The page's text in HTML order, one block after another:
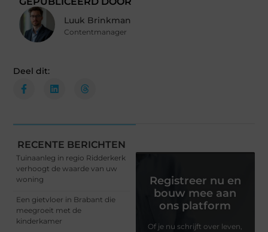
Luuk Brinkman
Contentmanager
Deel dit:
RECENTE BERICHTEN
Tuinaanleg in regio Ridderkerk
verhoogt de waarde van uw
woning
Een gietvloer in Brabant die
meegroeit met de
kinderkamer
Registreer nu en
bouw mee aan
ons platform
Of je nu schrijft over leven,